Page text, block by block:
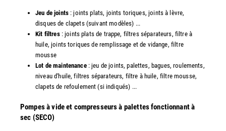
Jeu de joints : joints plats, joints toriques, joints à lèvre,
disques de clapets (suivant modèles) ...
Kit filtres: joints plats de trappe, filtres séparateurs, filtre à
huile, joints toriques de remplissage et de vidange, filtre
mousse
Lot de maintenance: jeu de joints, palettes, bagues, roulements,
niveau d'huile, filtres séparateurs, filtre à huile, filtre mousse,
clapets de refoulement (si indiqués) ...
​Pompes à vide et compresseurs à palettes fonctionnant à
sec (SECO)